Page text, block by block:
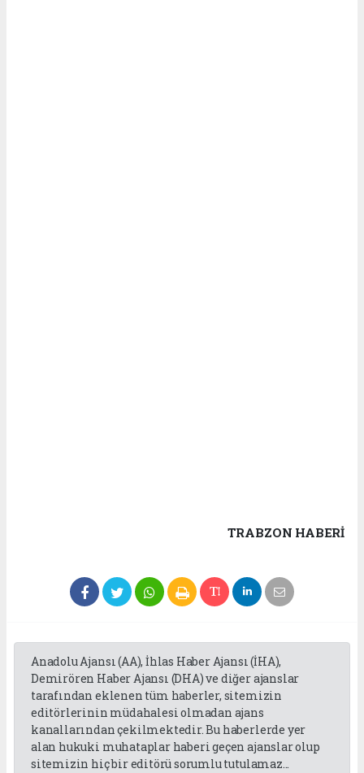
TRABZON HABERİ
Anadolu Ajansı (AA), İhlas Haber Ajansı (İHA),
Demirören Haber Ajansı (DHA) ve diğer ajanslar
tarafından eklenen tüm haberler, sitemizin
editörlerinin müdahalesi olmadan ajans
kanallarından çekilmektedir. Bu haberlerde yer
alan hukuki muhataplar haberi geçen ajanslar olup
sitemizin hiç bir editörü sorumlu tutulamaz...